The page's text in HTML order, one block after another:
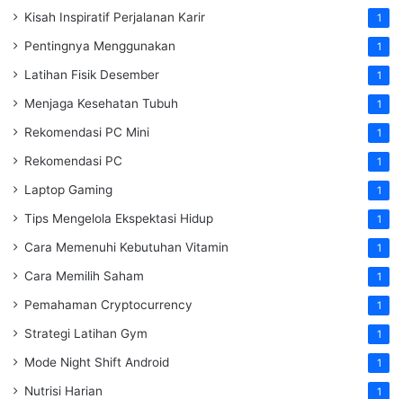
Kisah Inspiratif Perjalanan Karir 1
Pentingnya Menggunakan 1
Latihan Fisik Desember 1
Menjaga Kesehatan Tubuh 1
Rekomendasi PC Mini 1
Rekomendasi PC 1
Laptop Gaming 1
Tips Mengelola Ekspektasi Hidup 1
Cara Memenuhi Kebutuhan Vitamin 1
Cara Memilih Saham 1
Pemahaman Cryptocurrency 1
Strategi Latihan Gym 1
Mode Night Shift Android 1
Nutrisi Harian 1